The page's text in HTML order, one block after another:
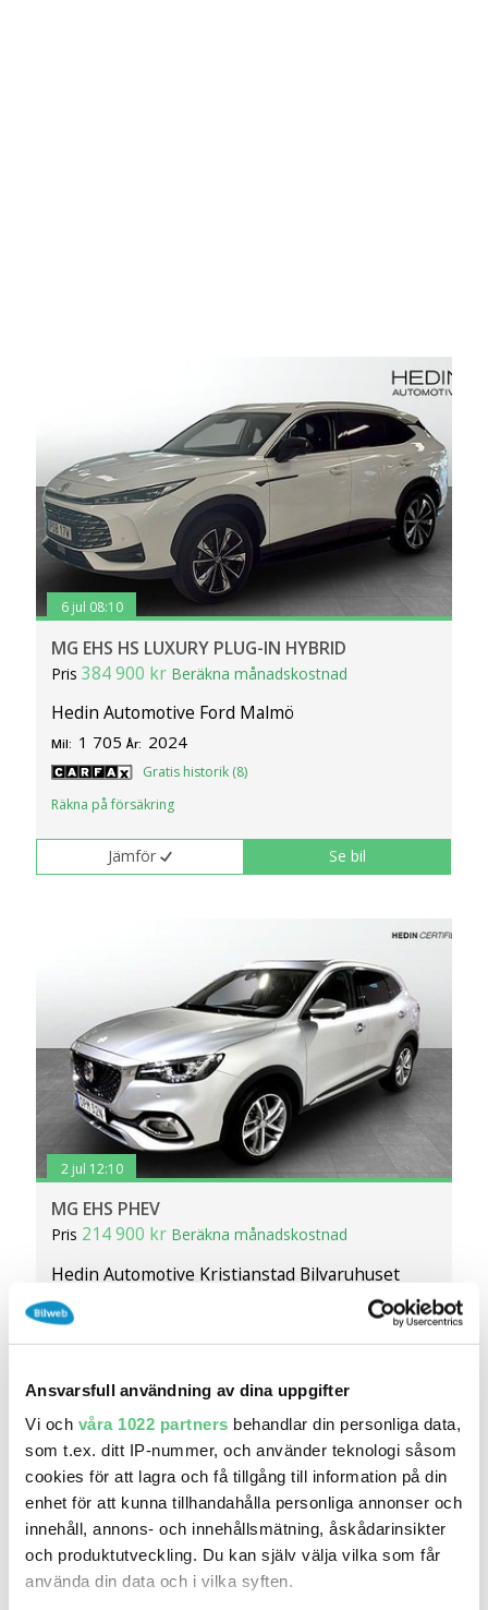
Ansvarsfull användning av dina uppgifter
Vi och våra 1022 partners behandlar din personliga data,
som t.ex. ditt IP-nummer, och använder teknologi såsom
cookies för att lagra och få tillgång till information på din
enhet för att kunna tillhandahålla personliga annonser och
innehåll, annons- och innehållsmätning, åskådarinsikter
och produktutveckling. Du kan själv välja vilka som får
använda din data och i vilka syften.
6 jul 08:10
MG EHS HS LUXURY PLUG-IN HYBRID
Pris384 900 kr Beräkna månadskostnad
Hedin Automotive Ford Malmö
Mil: 1 705 År: 2024
Gratis historik (8)
Räkna på försäkring
Jämför Se bil
2 jul 12:10
MG EHS PHEV
Pris 214 900 kr Beräkna månadskostnad
Hedin Automotive Kristianstad Bilvaruhuset
Mil:
Jämför Se bil